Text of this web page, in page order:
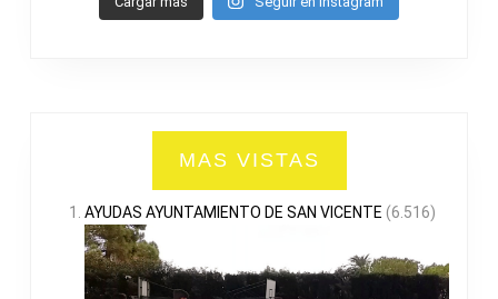
MAS VISTAS
AYUDAS AYUNTAMIENTO DE SAN VICENTE (6.516)